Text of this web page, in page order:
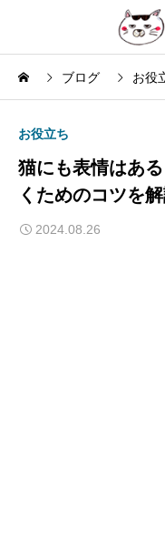
ブログ お役
お役立ち
猫にも表情はあ
くためのコツを
2024.08.26